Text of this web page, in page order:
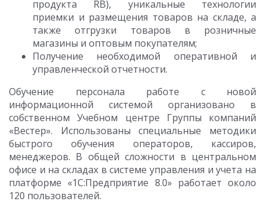
продукта RB), уникальные технологии
приемки и размещения товаров на складе, а
также отгрузки товаров в розничные
магазины и оптовым покупателям;
Получение необходимой оперативной и
управленческой отчетности.
Обучение персонала работе с новой
информационной системой организовано в
собственном Учебном центре Группы компаний
«Вестер». Использованы специальные методики
быстрого обучения операторов, кассиров,
менеджеров. В общей сложности в центральном
офисе и на складах в системе управления и учета на
платформе «1С:Предприятие 8.0» работает около
120 пользователей.